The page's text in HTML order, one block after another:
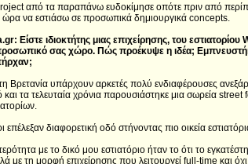
από τα παραπάνω ευδοκίμησε οπότε πριν από
ώρα να εστιάσω σε προσωπικά δημιουργικά concepts.
Είστε ιδιοκτήτης μιας επιχείρησης, του
σας χώρο. Πώς προέκυψε η ιδέα;
Βρετανία υπάρχουν αρκετές πολύ ενδιαφέρουσες
και τα τελευταία χρόνια παρουσιάστηκε μια σωρεία
επέλεξαν διαφορετική οδό στήνοντας πιο οικεία
με το δικό μου εστιατόριο ήταν το ότι το
με τη μορφή επιχείρησης που λειτουργεί full-time και